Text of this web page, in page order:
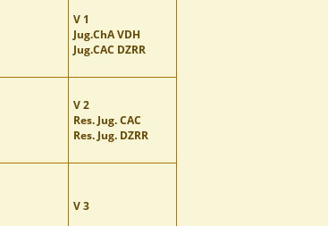
V 1
Jug.ChA VDH
Jug.CAC DZRR
V 2
Res. Jug. CAC
Res. Jug. DZRR
V 3